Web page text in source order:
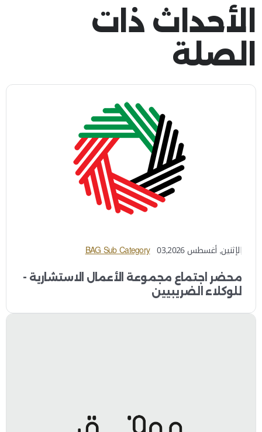
الأحداث ذات
الصلة
الإثنين, أغسطس 03,2026 BAG Sub Category
محضر اجتماع مجموعة الأعمال الاستشارية -
للوكلاء الضريبيين